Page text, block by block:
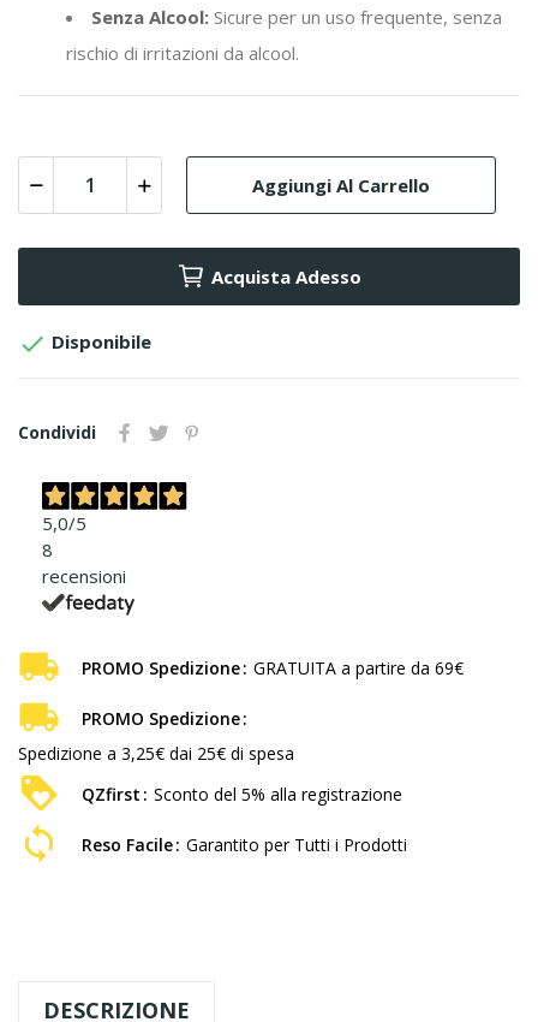
Senza Alcool: Sicure per un uso frequente, senza
rischio di irritazioni da alcool.
Aggiungi Al Carrello
Acquista Adesso
 Disponibile
Condividi
5,0/5
8
recensioni
PROMO Spedizione GRATUITA a partire da 69€
PROMO Spedizione
Spedizione a 3,25€ dai 25€ di spesa
QZfirst
Sconto del 5% alla registrazione
Reso Facile Garantito per Tutti i Prodotti
DESCRIZIONE